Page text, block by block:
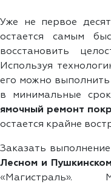
Уже не первое
остается самым
восстановить
Используя
его можно
в минимальные
ямочный ремонт
остается крайне
Заказать выполнение
Лесном и